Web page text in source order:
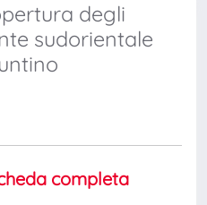
degli
sudorientale
completa